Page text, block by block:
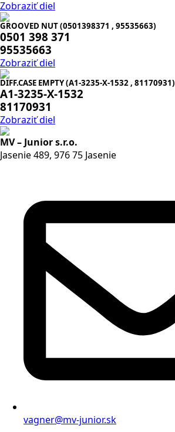
Zobraziť diel
GROOVED NUT (0501398371 , 95535663)
0501 398 371
95535663
Zobraziť diel
DIFF.CASE EMPTY (A1-3235-X-1532 , 81170931)
A1-3235-X-1532
81170931
Zobraziť diel
MV – Junior s.r.o.
Jasenie 489, 976 75 Jasenie
vagner@mv-junior.sk